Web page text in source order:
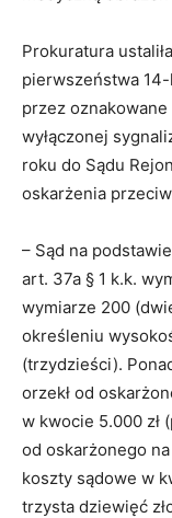
Prokuratura
pierwszeństwa
przez
wyłączonej
roku do Sądu
oskarżenia
– Sąd na
art. 37a § 1 k.k.
wymiarze 200
określeniu
(trzydzieści).
orzekł od
w kwocie 5.000 zł
od oskarżonego
koszty sądowe w
trzysta dziewięć